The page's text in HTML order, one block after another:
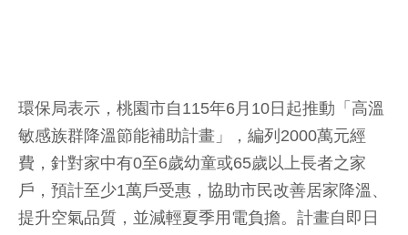
環保局表示，桃園市自115年6月10日起推動「高溫
敏感族群降溫節能補助計畫」，編列2000萬元經
費，針對家中有0至6歲幼童或65歲以上長者之家
戶，預計至少1萬戶受惠，協助市民改善居家降溫、
提升空氣品質，並減輕夏季用電負擔。計畫自即日